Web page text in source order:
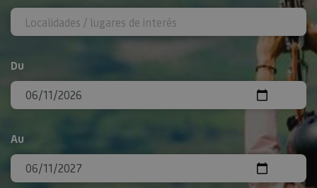
Du
Au